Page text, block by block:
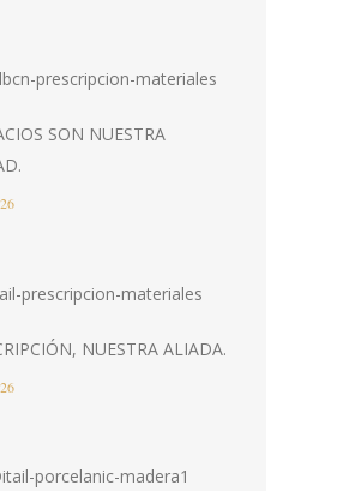
SON NUESTRA
NUESTRA ALIADA.